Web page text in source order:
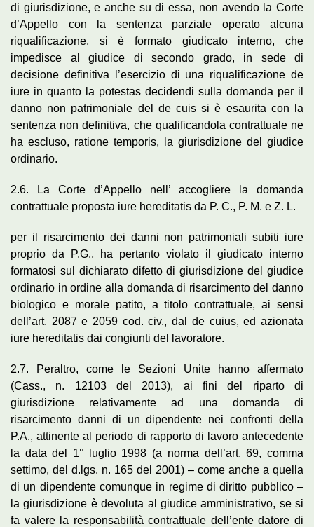
di giurisdizione, e anche su di essa, non avendo la Corte
d’Appello con la sentenza parziale operato alcuna
riqualificazione, si è formato giudicato interno, che
impedisce al giudice di secondo grado, in sede di
decisione definitiva l’esercizio di una riqualificazione de
iure in quanto la potestas decidendi sulla domanda per il
danno non patrimoniale del de cuis si è esaurita con la
sentenza non definitiva, che qualificandola contrattuale ne
ha escluso, ratione temporis, la giurisdizione del giudice
ordinario.
2.6. La Corte d’Appello nell’ accogliere la domanda
contrattuale proposta iure hereditatis da P. C., P. M. e Z. L.
per il risarcimento dei danni non patrimoniali subiti iure
proprio da P.G., ha pertanto violato il giudicato interno
formatosi sul dichiarato difetto di giurisdizione del giudice
ordinario in ordine alla domanda di risarcimento del danno
biologico e morale patito, a titolo contrattuale, ai sensi
dell’art. 2087 e 2059 cod. civ., dal de cuius, ed azionata
iure hereditatis dai congiunti del lavoratore.
2.7. Peraltro, come le Sezioni Unite hanno affermato
(Cass., n. 12103 del 2013), ai fini del riparto di
giurisdizione relativamente ad una domanda di
risarcimento danni di un dipendente nei confronti della
P.A., attinente al periodo di rapporto di lavoro antecedente
la data del 1° luglio 1998 (a norma dell’art. 69, comma
settimo, del d.lgs. n. 165 del 2001) – come anche a quella
di un dipendente comunque in regime di diritto pubblico –
la giurisdizione è devoluta al giudice amministrativo, se si
fa valere la responsabilità contrattuale dell’ente datore di